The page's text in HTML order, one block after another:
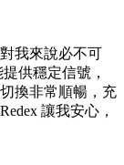
我來說必不可
供穩定信號，
換非常順暢，充
讓我安心，